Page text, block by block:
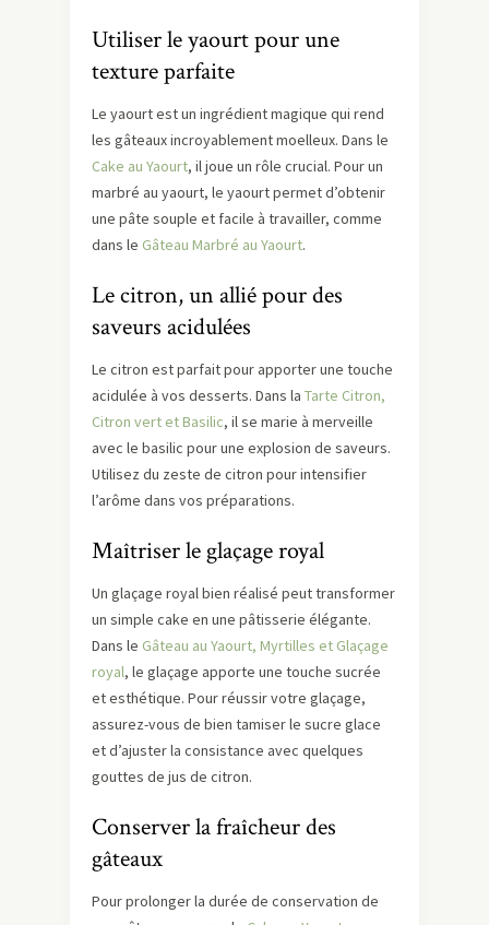
Utiliser le yaourt pour une
texture parfaite
Le yaourt est un ingrédient magique qui rend
les gâteaux incroyablement moelleux. Dans le
Cake au Yaourt, il joue un rôle crucial. Pour un
marbré au yaourt, le yaourt permet d’obtenir
une pâte souple et facile à travailler, comme
dans le Gâteau Marbré au Yaourt.
Le citron, un allié pour des
saveurs acidulées
Le citron est parfait pour apporter une touche
acidulée à vos desserts. Dans la Tarte Citron,
Citron vert et Basilic, il se marie à merveille
avec le basilic pour une explosion de saveurs.
Utilisez du zeste de citron pour intensifier
l’arôme dans vos préparations.
Maîtriser le glaçage royal
Un glaçage royal bien réalisé peut transformer
un simple cake en une pâtisserie élégante.
Dans le Gâteau au Yaourt, Myrtilles et Glaçage
royal, le glaçage apporte une touche sucrée
et esthétique. Pour réussir votre glaçage,
assurez-vous de bien tamiser le sucre glace
et d’ajuster la consistance avec quelques
gouttes de jus de citron.
Conserver la fraîcheur des
gâteaux
Pour prolonger la durée de conservation de